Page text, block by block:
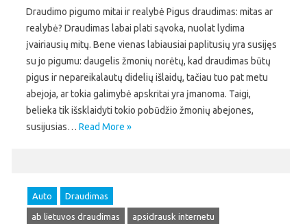
Draudimo pigumo mitai ir realybė Pigus draudimas: mitas ar
realybė? Draudimas labai plati sąvoka, nuolat lydima
įvairiausių mitų. Bene vienas labiausiai paplitusių yra susijęs
su jo pigumu: daugelis žmonių norėtų, kad draudimas būtų
pigus ir nepareikalautų didelių išlaidų, tačiau tuo pat metu
abejoja, ar tokia galimybė apskritai yra įmanoma. Taigi,
belieka tik išsklaidyti tokio pobūdžio žmonių abejones,
susijusias… Read More »
Auto Draudimas
ab lietuvos draudimas
apsidrausk internetu